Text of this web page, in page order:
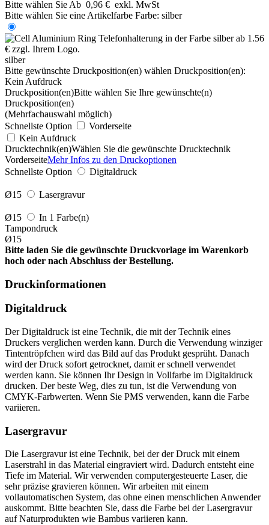
Bitte wählen Sie Ab 0,96 € exkl. MwSt
Bitte wählen Sie eine Artikelfarbe Farbe: silber
silber
Bitte gewünschte Druckposition(en) wählen Druckposition(en):
Kein Aufdruck
Druckposition(en)Bitte wählen Sie Ihre gewünschte(n)
Druckposition(en)
(Mehrfachauswahl möglich)
Schnellste Option
Vorderseite
Kein Aufdruck
Drucktechnik(en)Wählen Sie die gewünschte Drucktechnik
VorderseiteMehr Infos zu den Druckoptionen
Schnellste Option
Digitaldruck
Ø15 Lasergravur
Ø15
In 1 Farbe(n)
Tampondruck
Ø15
Bitte laden Sie die gewünschte Druckvorlage im Warenkorb
hoch oder nach Abschluss der Bestellung.
Druckinformationen
Digitaldruck
Der Digitaldruck ist eine Technik, die mit der Technik eines
Druckers verglichen werden kann. Durch die Verwendung winziger
Tintentröpfchen wird das Bild auf das Produkt gesprüht. Danach
wird der Druck sofort getrocknet, damit er schnell verwendet
werden kann. Sie können Ihr Design in Vollfarbe im Digitaldruck
drucken. Der beste Weg, dies zu tun, ist die Verwendung von
CMYK-Farbwerten. Wenn Sie PMS verwenden, kann die Farbe
variieren.
Lasergravur
Die Lasergravur ist eine Technik, bei der der Druck mit einem
Laserstrahl in das Material eingraviert wird. Dadurch entsteht eine
Tiefe im Material. Wir verwenden computergesteuerte Laser, die
sehr präzise gravieren können. Wir arbeiten mit einem
vollautomatischen System, das ohne einen menschlichen Anwender
auskommt. Bitte beachten Sie, dass die Farbe bei der Lasergravur
auf Naturprodukten wie Bambus variieren kann.